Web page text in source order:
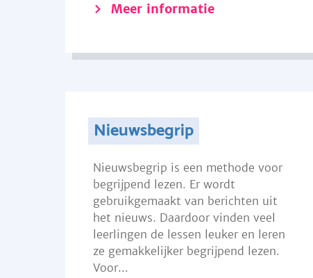
Meer informatie
Nieuwsbegrip
Nieuwsbegrip is een methode voor
begrijpend lezen. Er wordt
gebruikgemaakt van berichten uit
het nieuws. Daardoor vinden veel
leerlingen de lessen leuker en leren
ze gemakkelijker begrijpend lezen.
Voor...